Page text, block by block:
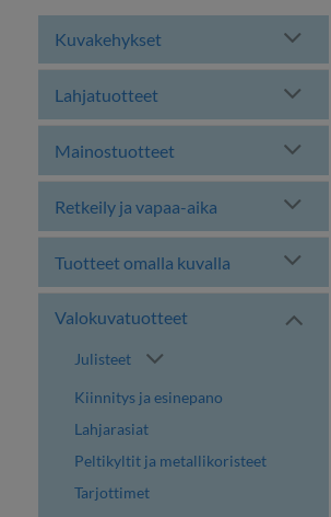
Kuvakehykset
Lahjatuotteet
Mainostuotteet
Retkeily ja vapaa-aika
Tuotteet omalla kuvalla
Valokuvatuotteet
Julisteet
Kiinnitys ja esinepano
Lahjarasiat
Peltikyltit ja metallikoristeet
Tarjottimet